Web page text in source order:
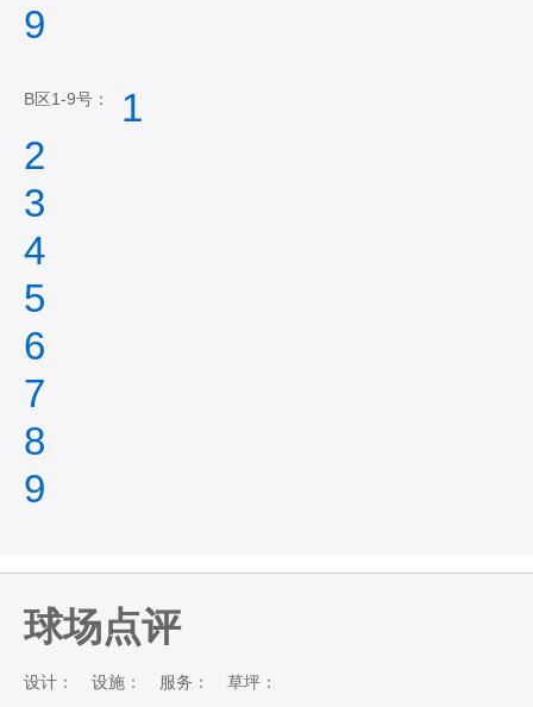
9
B区1-9号：
1
2
3
4
5
6
7
8
9
球场点评
设计： 设施： 服务： 草坪：